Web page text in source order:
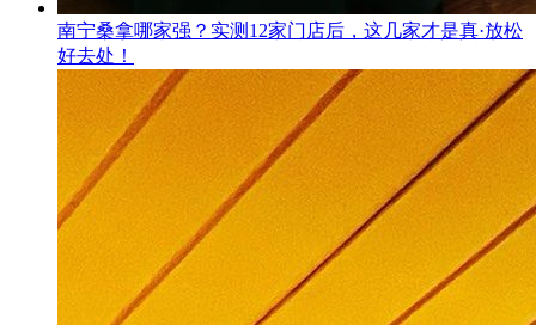
南宁桑拿哪家强？实测12家门店后，这几家才是真·放松
好去处！